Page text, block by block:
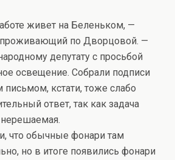
живет на Беленьком, —
проживающий по Дворцовой. —
депутату с просьбой
освещение. Собрали подписи
кстати, тоже слабо
ответ, так как задача
что обычные фонари там
но в итоге появились фонари